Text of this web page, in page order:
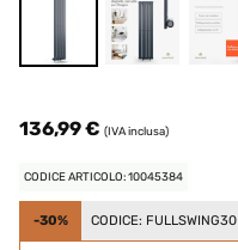
136,99 € (IVA inclusa)
CODICE ARTICOLO: 10045384
-30% CODICE: FULLSWING30